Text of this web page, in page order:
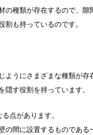
の種類が存在するので、隙
割も持っているのです。
ようにさまざまな種類が存
隠す役割を持っています。
点があります。
の間に設置するものである